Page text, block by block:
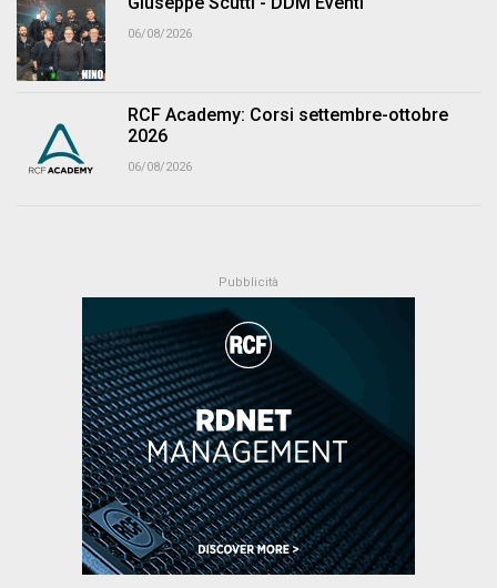
06/08/2026
RCF Academy: Corsi settembre-ottobre
2026
06/08/2026